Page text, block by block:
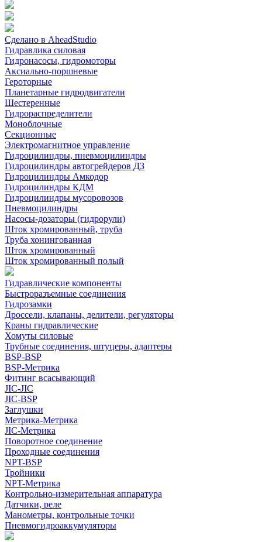
Сделано в AheadStudio
Гидравлика силовая
Гидронасосы, гидромоторы
Аксиально-поршневые
Героторные
Планетарные гидродвигатели
Шестеренные
Гидрораспределители
Моноблочные
Секционные
Электромагнитное управление
Гидроцилиндры, пневмоцилиндры
Гидроцилиндры автогрейдеров ДЗ
Гидроцилиндры Амкодор
Гидроцилиндры КДМ
Гидроцилиндры мусоровозов
Пневмоцилиндры
Насосы-дозаторы (гидрорули)
Шток хромированный, труба
Труба хонингованная
Шток хромированный
Шток хромированный полый
Гидравлические компоненты
Быстроразъемные соединения
Гидрозамки
Дроссели, клапаны, делители, регуляторы
Краны гидравлические
Хомуты силовые
Трубные соединения, штуцеры, адаптеры
BSP-BSP
BSP-Метрика
Фитинг всасывающий
JIC-JIC
JIC-BSP
Заглушки
Метрика-Метрика
JIC-Метрика
Поворотное соединение
Проходные соединения
NPT-BSP
Тройники
NPT-Метрика
Контрольно-измерительная аппаратура
Датчики, реле
Манометры, контрольные точки
Пневмогидроаккумуляторы